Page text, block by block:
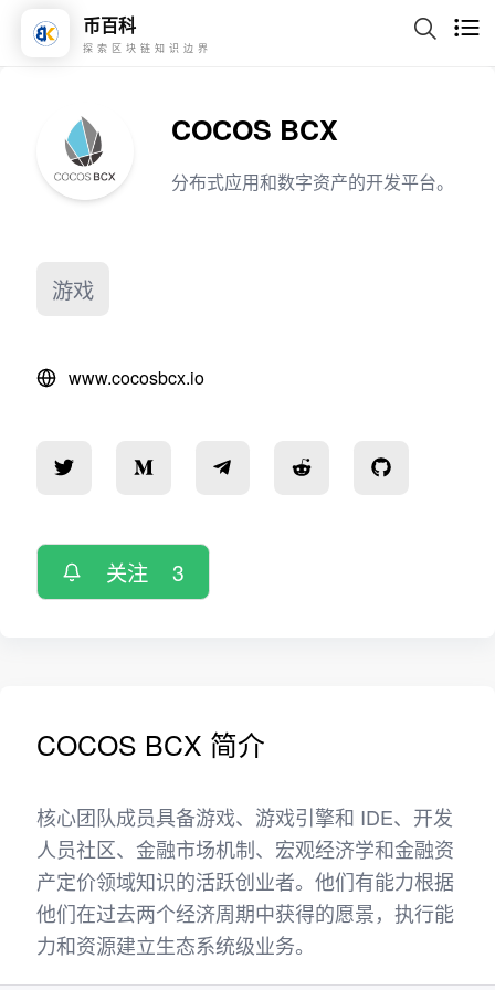
币百科
探索区块链知识边界
COCOS BCX
分布式应用和数字资产的开发平台。
游戏
www.cocosbcx.io
关注 3
COCOS BCX 简介
核心团队成员具备游戏、游戏引擎和 IDE、开发
人员社区、金融市场机制、宏观经济学和金融资
产定价领域知识的活跃创业者。他们有能力根据
他们在过去两个经济周期中获得的愿景，执行能
力和资源建立生态系统级业务。